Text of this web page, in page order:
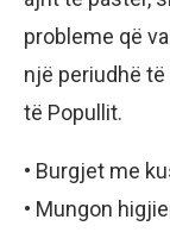
probleme që
një periudhë të
të Popullit.
• Burgjet me
• Mungon